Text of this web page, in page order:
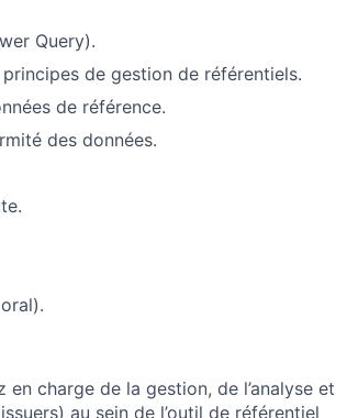
Query).
de gestion de référentiels.
de référence.
des données.
charge de la gestion, de l’analyse et
au sein de l’outil de référentiel